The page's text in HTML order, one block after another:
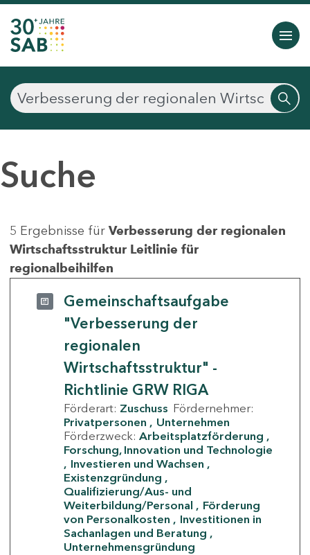
Suche
5 Ergebnisse für Verbesserung der regionalen
Wirtschaftsstruktur Leitlinie für
regionalbeihilfen
Gemeinschaftsaufgabe
"Verbesserung der
regionalen
Wirtschaftsstruktur" -
Richtlinie GRW RIGA
Förderart: Zuschuss Fördernehmer:
Privatpersonen
Unternehmen
Förderzweck: Arbeitsplatzförderung
Forschung, Innovation und Technologie
Investieren und Wachsen
Existenzgründung
Qualifizierung/Aus- und
Weiterbildung/Personal
Förderung
von Personalkosten
Investitionen in
Sachanlagen und Beratung
Unternehmensgründung